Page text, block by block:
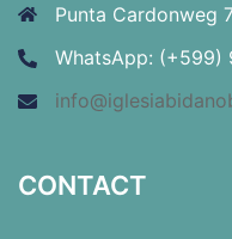
Punta Cardonweg
WhatsApp: (+599)
CONTACT